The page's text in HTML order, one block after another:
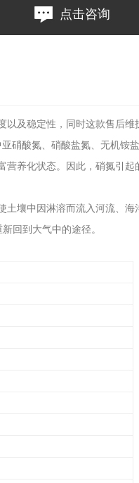
点击咨询
以及稳定性，同时这款售后
硝酸氮、硝酸盐氮、无机铵
养化状态。因此，硝氮引
壤中因淋溶而流入河流、
回到大气中的途径。